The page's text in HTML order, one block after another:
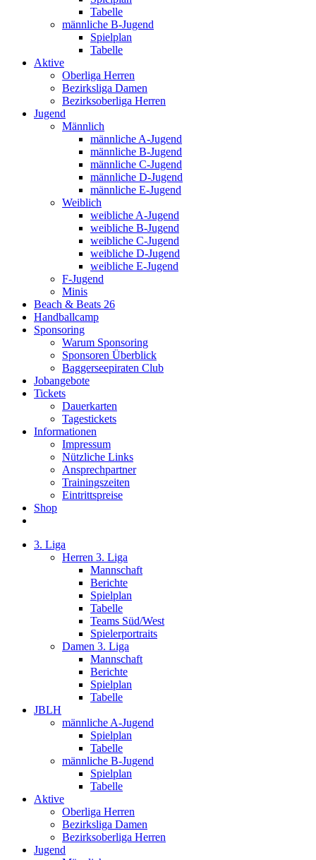
Tabelle
männliche B-Jugend
Spielplan
Tabelle
Aktive
Oberliga Herren
Bezirksliga Damen
Bezirksoberliga Herren
Jugend
Männlich
männliche A-Jugend
männliche B-Jugend
männliche C-Jugend
männliche D-Jugend
männliche E-Jugend
Weiblich
weibliche A-Jugend
weibliche B-Jugend
weibliche C-Jugend
weibliche D-Jugend
weibliche E-Jugend
F-Jugend
Minis
Beach & Beats 26
Handballcamp
Sponsoring
Warum Sponsoring
Sponsoren Überblick
Baggerseepiraten Club
Jobangebote
Tickets
Dauerkarten
Tagestickets
Informationen
Impressum
Nützliche Links
Ansprechpartner
Trainingszeiten
Eintrittspreise
Shop
3. Liga
Herren 3. Liga
Mannschaft
Berichte
Spielplan
Tabelle
Teams Süd/West
Spielerportraits
Damen 3. Liga
Mannschaft
Berichte
Spielplan
Tabelle
JBLH
männliche A-Jugend
Spielplan
Tabelle
männliche B-Jugend
Spielplan
Tabelle
Aktive
Oberliga Herren
Bezirksliga Damen
Bezirksoberliga Herren
Jugend